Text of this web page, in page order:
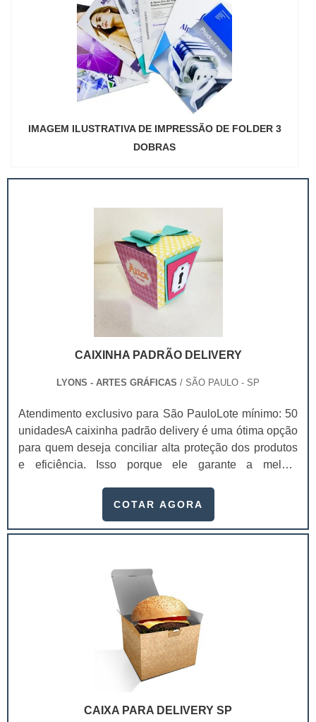
IMAGEM ILUSTRATIVA DE IMPRESSÃO DE FOLDER 3
DOBRAS
CAIXINHA PADRÃO DELIVERY
LYONS - ARTES GRÁFICAS / SÃO PAULO - SP
Atendimento exclusivo para São PauloLote mínimo: 50
unidadesA caixinha padrão delivery é uma ótima opção
para quem deseja conciliar alta proteção dos produtos
e eficiência. Isso porque ele garante a melhor
mantendo a temperatura, sua integridade e a qualidade,
embalagens são feitas com materiais recicláveis que
ambiente, já que não causam danos a na.
COTAR AGORA
CAIXA PARA DELIVERY SP